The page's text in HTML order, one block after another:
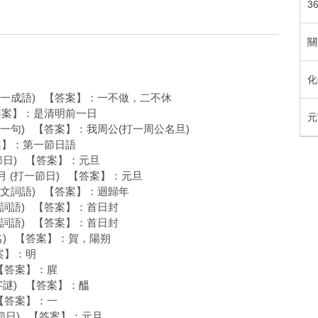
成語) 【答案】：一不做，二不休
】：是清明前一日
句) 【答案】：我周公(打一周公名旦)
：第一節日語
日) 【答案】：元旦
(打一節日) 【答案】：元旦
詞語) 【答案】：迴歸年
語) 【答案】：首日封
語) 【答案】：首日封
) 【答案】：賀，陽朔
：明
案】：腥
謎) 【答案】：醞
案】：一